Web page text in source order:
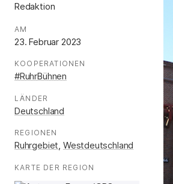
Redaktion
AM
23. Februar 2023
KOOPERATIONEN
#RuhrBühnen
LÄNDER
Deutschland
REGIONEN
Ruhrgebiet, Westdeutschland
KARTE DER REGION